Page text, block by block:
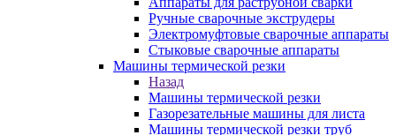
Ручные сварочные экструдеры
Электромуфтовые сварочные аппараты
Стыковые сварочные аппараты
Машины термической резки
Назад
Машины термической резки
Газорезательные машины для листа
Машины термической резки труб